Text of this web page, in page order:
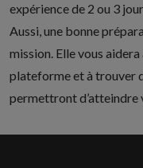
expérience de 2 ou 3
Aussi, une bonne
mission. Elle vous
plateforme et à trouver
permettront d’atteindre